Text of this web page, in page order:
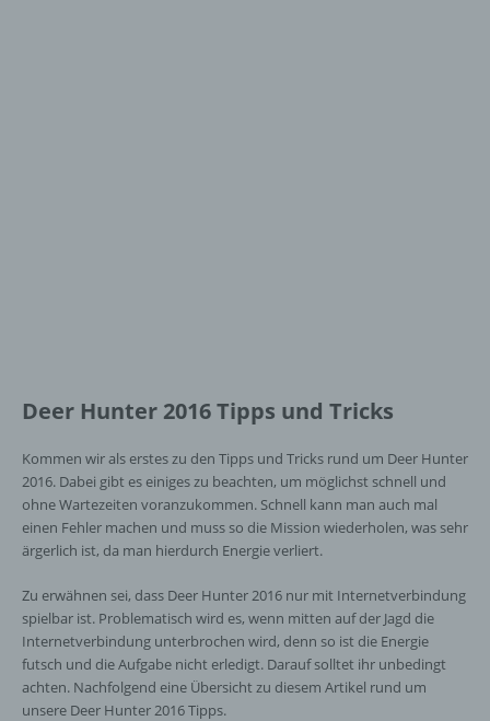
Deer Hunter 2016 Tipps und Tricks
Kommen wir als erstes zu den Tipps und Tricks rund um Deer Hunter
2016. Dabei gibt es einiges zu beachten, um möglichst schnell und
ohne Wartezeiten voranzukommen. Schnell kann man auch mal
einen Fehler machen und muss so die Mission wiederholen, was sehr
ärgerlich ist, da man hierdurch Energie verliert.
Zu erwähnen sei, dass Deer Hunter 2016 nur mit Internetverbindung
spielbar ist. Problematisch wird es, wenn mitten auf der Jagd die
Internetverbindung unterbrochen wird, denn so ist die Energie
futsch und die Aufgabe nicht erledigt. Darauf solltet ihr unbedingt
achten. Nachfolgend eine Übersicht zu diesem Artikel rund um
unsere Deer Hunter 2016 Tipps.